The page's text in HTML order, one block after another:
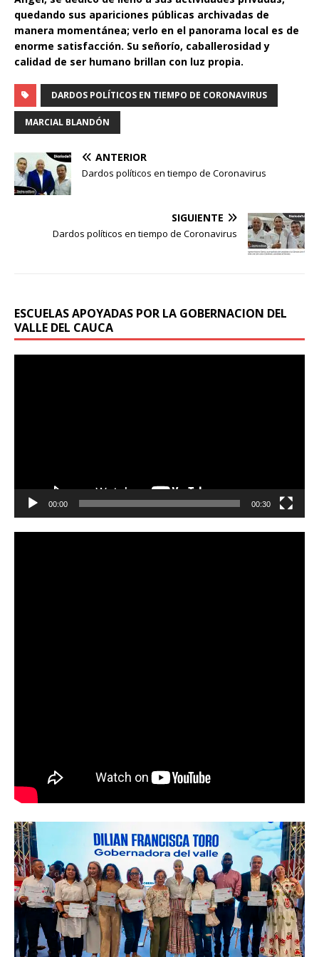
quedando sus apariciones públicas archivadas de
manera momentánea; verlo en el panorama local es de
enorme satisfacción. Su señorío, caballerosidad y
calidad de ser humano brillan con luz propia.
DARDOS POLÍTICOS EN TIEMPO DE CORONAVIRUS
MARCIAL BLANDÓN
ANTERIOR
Dardos políticos en tiempo de Coronavirus
SIGUIENTE
Dardos políticos en tiempo de Coronavirus
ESCUELAS APOYADAS POR LA GOBERNACION DEL
VALLE DEL CAUCA
00:00 00:30